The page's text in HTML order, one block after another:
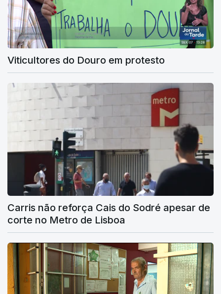
Viticultores do Douro em protesto
Carris não reforça Cais do Sodré apesar de
corte no Metro de Lisboa